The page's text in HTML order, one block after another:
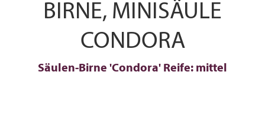
BIRNE, MINISÄULE
CONDORA
Säulen-Birne 'Condora' Reife: mittel